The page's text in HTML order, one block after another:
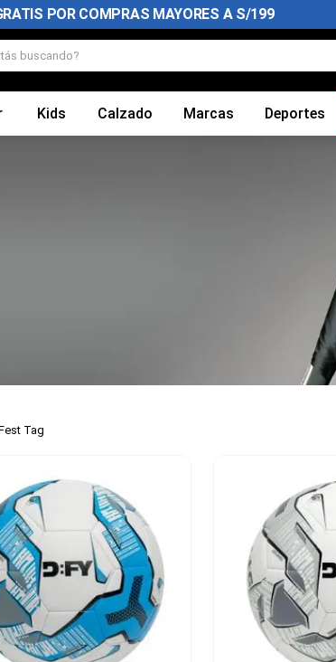
POR COMPRAS MAYORES A S/199
buscando?
Kids Calzado Marcas Deportes
Tag